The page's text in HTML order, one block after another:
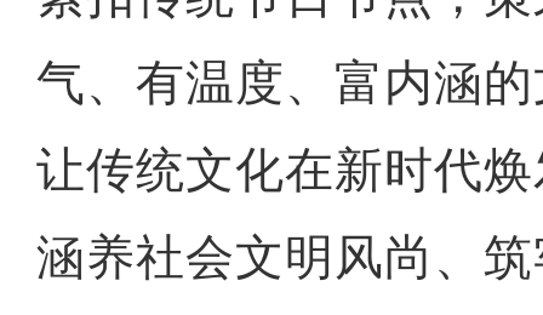
气、有温度、富内涵
让传统文化在新时代
涵养社会文明风尚、